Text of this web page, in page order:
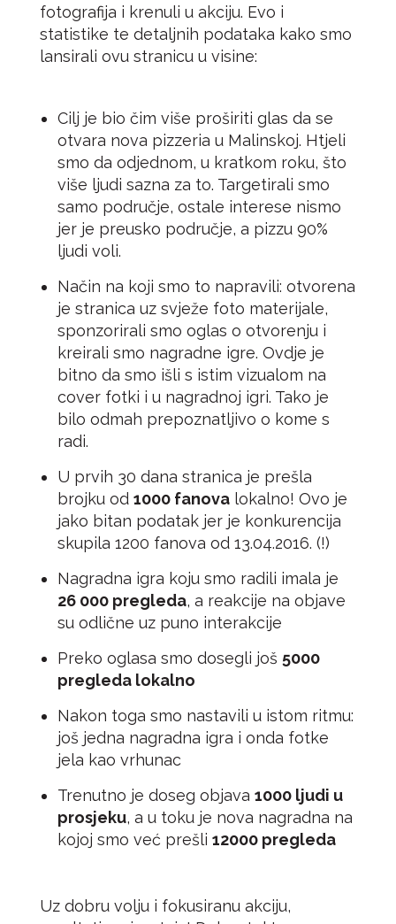
fotografija i krenuli u akciju. Evo i
statistike te detaljnih podataka kako smo
lansirali ovu stranicu u visine:
Cilj je bio čim više proširiti glas da se
otvara nova pizzeria u Malinskoj. Htjeli
smo da odjednom, u kratkom roku, što
više ljudi sazna za to. Targetirali smo
samo područje, ostale interese nismo
jer je preusko područje, a pizzu 90%
ljudi voli.
Način na koji smo to napravili: otvorena
je stranica uz svježe foto materijale,
sponzorirali smo oglas o otvorenju i
kreirali smo nagradne igre. Ovdje je
bitno da smo išli s istim vizualom na
cover fotki i u nagradnoj igri. Tako je
bilo odmah prepoznatljivo o kome s
radi.
U prvih 30 dana stranica je prešla
brojku od 1000 fanova lokalno! Ovo je
jako bitan podatak jer je konkurencija
skupila 1200 fanova od 13.04.2016. (!)
Nagradna igra koju smo radili imala je
26 000 pregleda, a reakcije na objave
su odlične uz puno interakcije
Preko oglasa smo dosegli još 5000
pregleda lokalno
Nakon toga smo nastavili u istom ritmu:
još jedna nagradna igra i onda fotke
jela kao vrhunac
Trenutno je doseg objava 1000 ljudi u
prosjeku, a u toku je nova nagradna na
kojoj smo već prešli 12000 pregleda
Uz dobru volju i fokusiranu akciju,